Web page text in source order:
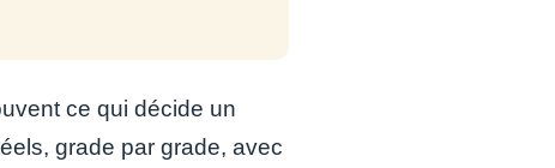
ce qui décide un
grade par grade, avec